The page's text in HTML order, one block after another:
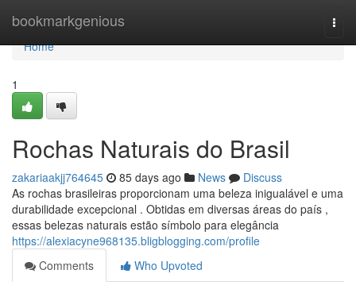
bookmarkgenious
Home
Home
1
Rochas Naturais do Brasil
zakariaakjj764645 85 days ago News
Discuss
As rochas brasileiras proporcionam uma beleza inigualável e uma
durabilidade excepcional . Obtidas em diversas áreas do país ,
essas belezas naturais estão símbolo para elegância
https://alexiacyne968135.bligblogging.com/profile
Comments
Who Upvoted